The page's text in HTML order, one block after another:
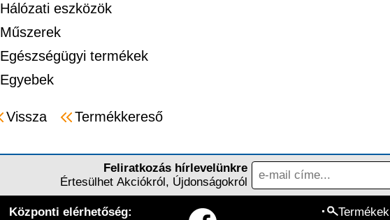
Hálózati eszközök
Műszerek
Egészségügyi termékek
Egyebek
Vissza Termékkereső
Feliratkozás hírlevelünkre
Értesülhet Akciókról, Újdonságokról
Központi elérhetőség: Termékek